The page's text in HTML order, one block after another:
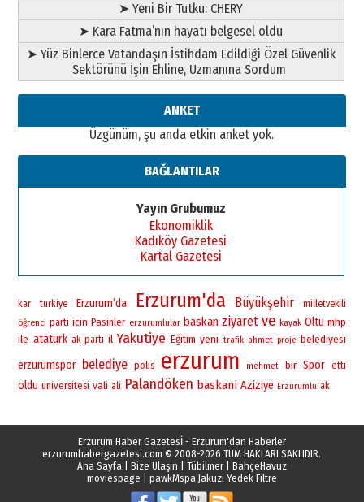
➤ Yeni Bir Tutku: CHERY
➤ Kara Fatma’nın hayatı belgesel oldu
➤ Yüz Binlerce Vatandaşın İstihdam Edildiği Özel Güvenlik
Sektörünü İşin Ehline, Uzmanına Sordum
ANKET
Üzgünüm, şu anda etkin anket yok.
BAĞLANTILAR
Yayın Grubumuz
Ekonomiklik
Kadıköy Gazetesi
Kartal Gazetesi
kar turkiye Erzurum’da Erzurum'da Büyükşehir
milletvekili
öğrenci parti icin Pasinler erzurumlular baskan ziyaret ve kayak Oltu mhp
ile ataturk ak parti il Yakutiye Eğitim yeni trafik ahmet proje belediyesi
erzurumspor belediye polis erzurum mehmet bir Spor etti
oldu universitesi vali ali Palandöken baskani Aziziye Erzurumlu ak
Erzurum Haber Gazetesİ - Erzurum'dan Haberler
erzurumhabergazetesi.com © 2008-2026 TÜM HAKLARI SAKLIDIR.
Ana Sayfa| Bize Ulaşın Tübilmer| BahçeHavuz
moviespage
pawkMspa Jakuzi Yedek Filtre